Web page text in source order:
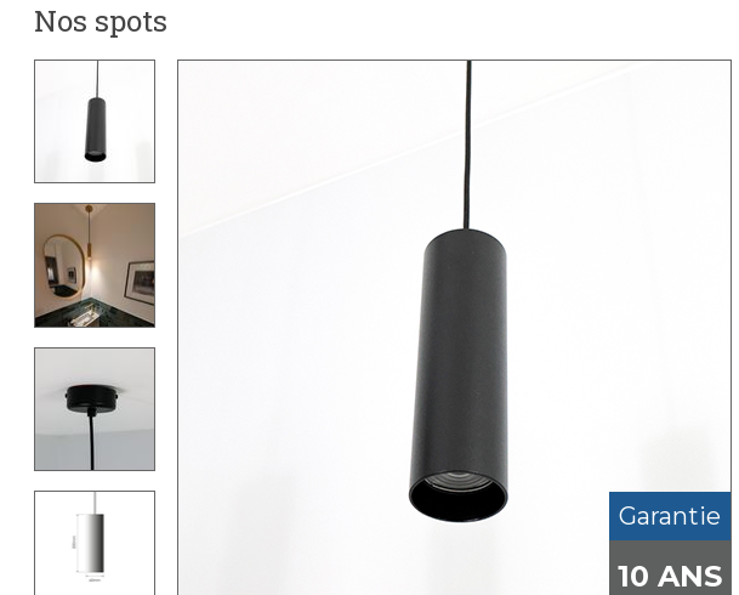
Nos spots
Garantie
10 ANS